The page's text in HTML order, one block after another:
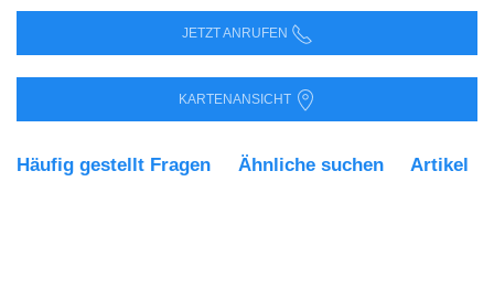
JETZT ANRUFEN
KARTENANSICHT
Häufig gestellt Fragen Ähnliche suchen Artikel